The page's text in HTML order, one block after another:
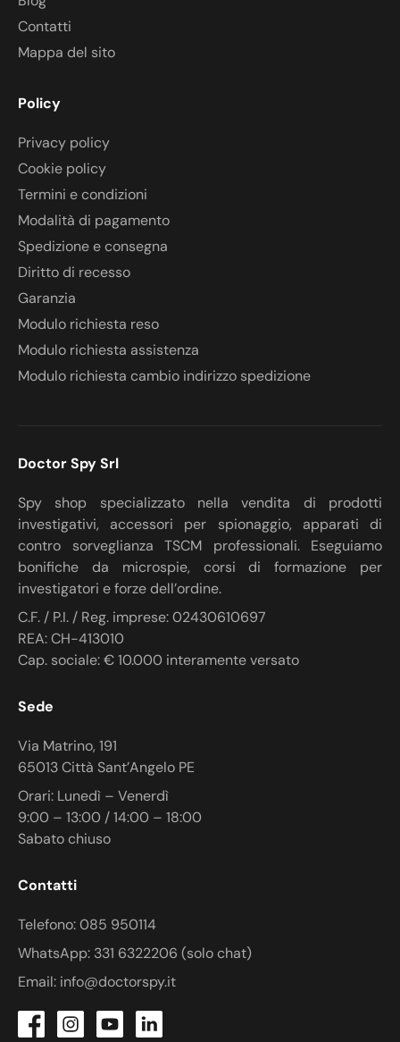
Contatti
Mappa del sito
Policy
Privacy policy
Cookie policy
Termini e condizioni
Modalità di pagamento
Spedizione e consegna
Diritto di recesso
Garanzia
Modulo richiesta reso
Modulo richiesta assistenza
Modulo richiesta cambio indirizzo spedizione
Doctor Spy Srl
Spy shop specializzato nella vendita di prodotti
investigativi, accessori per spionaggio, apparati di
contro sorveglianza TSCM professionali. Eseguiamo
bonifiche da microspie, corsi di formazione per
investigatori e forze dell’ordine.
C.F. / P.I. / Reg. imprese: 02430610697
REA: CH-413010
Cap. sociale: € 10.000 interamente versato
Sede
Via Matrino, 191
65013 Città Sant’Angelo PE
Orari: Lunedì – Venerdì
9:00 – 13:00 / 14:00 – 18:00
Sabato chiuso
Contatti
Telefono: 085 950114
WhatsApp: 331 6322206 (solo chat)
Email: info@doctorspy.it